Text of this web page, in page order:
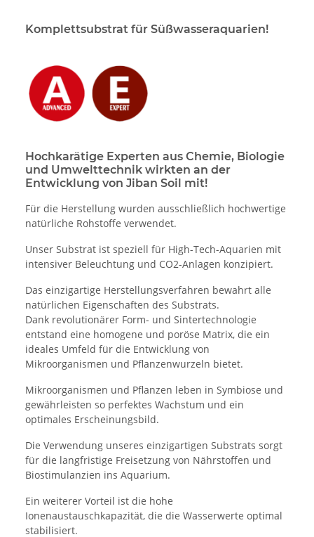
Komplettsubstrat für Süßwasseraquarien!
Hochkarätige Experten aus Chemie, Biologie
und Umwelttechnik wirkten an der
Entwicklung von Jiban Soil mit!
Für die Herstellung wurden ausschließlich hochwertige
natürliche Rohstoffe verwendet.
Unser Substrat ist speziell für High-Tech-Aquarien mit
intensiver Beleuchtung und CO2-Anlagen konzipiert.
Das einzigartige Herstellungsverfahren bewahrt alle
natürlichen Eigenschaften des Substrats.
Dank revolutionärer Form- und Sintertechnologie
entstand eine homogene und poröse Matrix, die ein
ideales Umfeld für die Entwicklung von
Mikroorganismen und Pflanzenwurzeln bietet.
Mikroorganismen und Pflanzen leben in Symbiose und
gewährleisten so perfektes Wachstum und ein
optimales Erscheinungsbild.
Die Verwendung unseres einzigartigen Substrats sorgt
für die langfristige Freisetzung von Nährstoffen und
Biostimulanzien ins Aquarium.
Ein weiterer Vorteil ist die hohe
Ionenaustauschkapazität, die die Wasserwerte optimal
stabilisiert.